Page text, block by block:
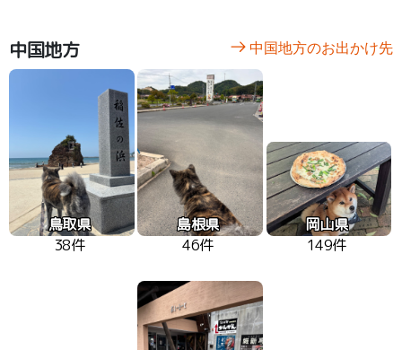
中国地方 中国地方のお出かけ先
鳥取県
38件
島根県
46件
岡山県
149件